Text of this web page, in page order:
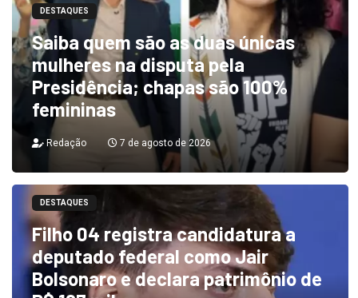
DESTAQUES
Saiba quem são as duas únicas
mulheres na disputa pela
Presidência; chapas são 100%
femininas
Redação 7 de agosto de 2026
DESTAQUES
Filho 04 registra candidatura a
deputado federal como Jair
Bolsonaro e declara patrimônio de